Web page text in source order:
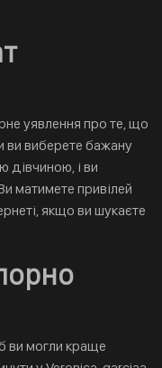
уявлення про те, що
ви виберете бажану
дівчиною, і ви
матимете привілей
якщо ви шукаєте
ви могли краще